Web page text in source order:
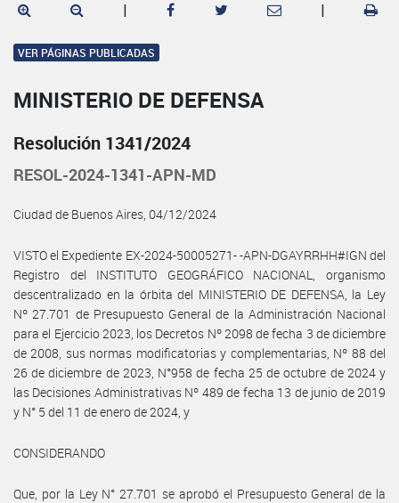
| |
VER PÁGINAS PUBLICADAS
MINISTERIO DE DEFENSA
Resolución 1341/2024
RESOL-2024-1341-APN-MD
Ciudad de Buenos Aires, 04/12/2024
VISTO el Expediente EX-2024-50005271- -APN-DGAYRRHH#IGN del
Registro del INSTITUTO GEOGRÁFICO NACIONAL, organismo
descentralizado en la órbita del MINISTERIO DE DEFENSA, la Ley
Nº 27.701 de Presupuesto General de la Administración Nacional
para el Ejercicio 2023, los Decretos Nº 2098 de fecha 3 de diciembre
de 2008, sus normas modificatorias y complementarias, Nº 88 del
26 de diciembre de 2023, N°958 de fecha 25 de octubre de 2024 y
las Decisiones Administrativas Nº 489 de fecha 13 de junio de 2019
y N° 5 del 11 de enero de 2024, y
CONSIDERANDO
Que, por la Ley N° 27.701 se aprobó el Presupuesto General de la